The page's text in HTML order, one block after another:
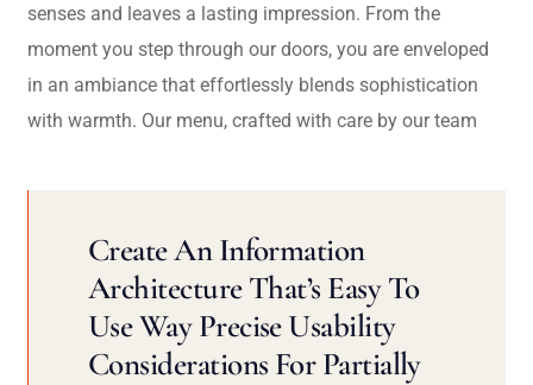
senses and leaves a lasting impression. From the
moment you step through our doors, you are enveloped
in an ambiance that effortlessly blends sophistication
with warmth. Our menu, crafted with care by our team
Create An Information
Architecture That’s Easy To
Use Way Precise Usability
Considerations For Partially